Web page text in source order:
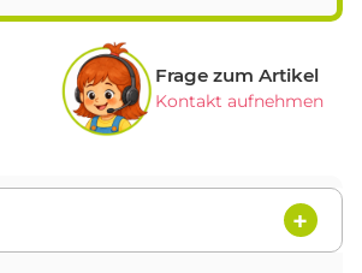
Frage zum Artikel
Kontakt aufnehmen